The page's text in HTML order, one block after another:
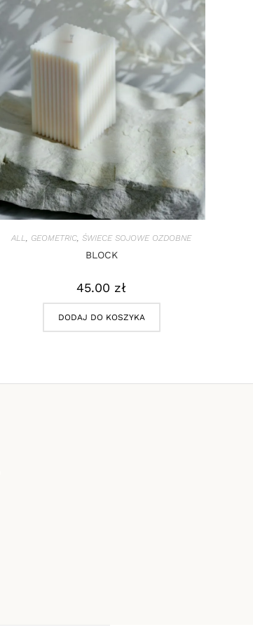
ALL, GEOMETRIC,ŚWIECE SOJOWE OZDOBNE
BLOCK
45.00 zł
DODAJ DO KOSZYKA